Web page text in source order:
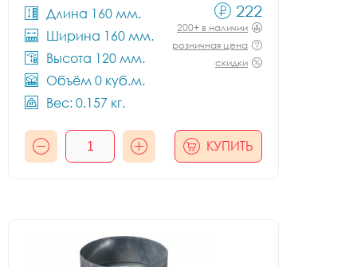
Длина 160 мм.
Ширина 160 мм.
Высота 120 мм.
Объём 0 куб.м.
Вес: 0.157 кг.
222
200+ в наличии
розничная цена
скидки
КУПИТЬ